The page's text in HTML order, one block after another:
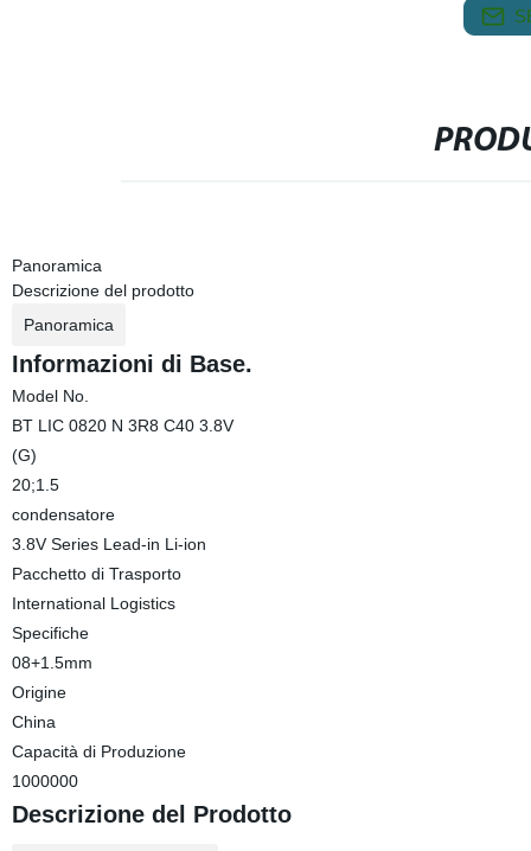
Panoramica
Descrizione del prodotto
Panoramica
Informazioni di Base.
Model No.
BT LIC 0820 N 3R8 C40 3.8V
(G)
20;1.5
condensatore
3.8V Series Lead-in Li-ion
Pacchetto di Trasporto
International Logistics
Specifiche
08+1.5mm
Origine
China
Capacità di Produzione
1000000
Descrizione del Prodotto